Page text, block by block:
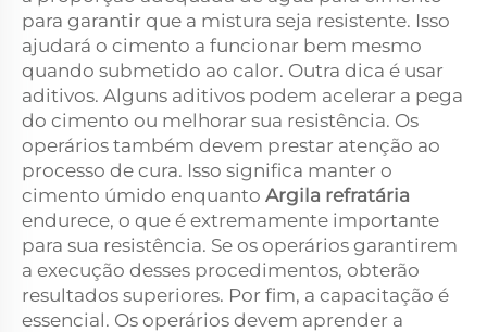
para garantir que a mistura seja resistente. Isso
ajudará o cimento a funcionar bem mesmo
quando submetido ao calor. Outra dica é usar
aditivos. Alguns aditivos podem acelerar a pega
do cimento ou melhorar sua resistência. Os
operários também devem prestar atenção ao
processo de cura. Isso significa manter o
cimento úmido enquanto Argila refratária
endurece, o que é extremamente importante
para sua resistência. Se os operários garantirem
a execução desses procedimentos, obterão
resultados superiores. Por fim, a capacitação é
essencial. Os operários devem aprender a